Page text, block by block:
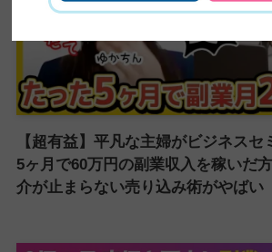
【超有益】平凡な主婦がビジネス
5ヶ月で60万円の副業収入を稼いだ
介が止まらない売り込み術がやばい